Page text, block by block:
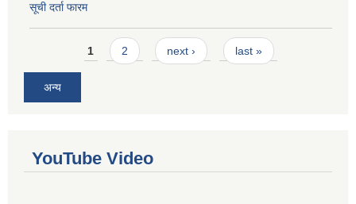
सूची दर्ता फारम
Pages1 2 next › last »
अन्य
YouTube Video